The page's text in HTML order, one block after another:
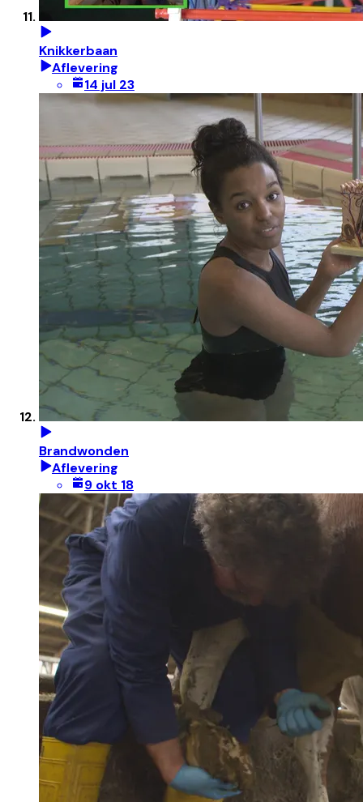
Knikkerbaan
Aflevering
14 jul 23
Brandwonden
Aflevering
9 okt 18